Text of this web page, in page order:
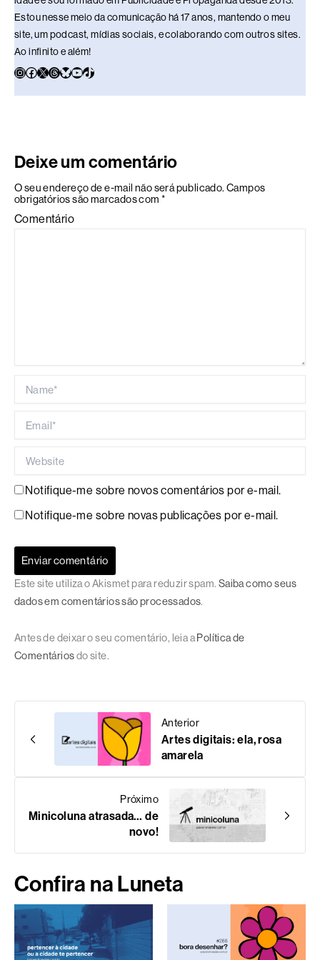
Estou nesse meio da comunicação há 17 anos, mantendo o meu
site, um podcast, mídias sociais, e colaborando com outros sites.
Ao infinito e além!
Deixe um comentário
O seu endereço de e-mail não será publicado. Campos
obrigatórios são marcados com *
Comentário
Notifique-me sobre novos comentários por e-mail.
Notifique-me sobre novas publicações por e-mail.
Este site utiliza o Akismet para reduzir spam. Saiba como seus
dados em comentários são processados.
Antes de deixar o seu comentário, leia a Política de
Comentáriosdo site.
Anterior
Artes digitais: ela, rosa
amarela
Próximo
Minicoluna atrasada… de
novo!
Confira na Luneta